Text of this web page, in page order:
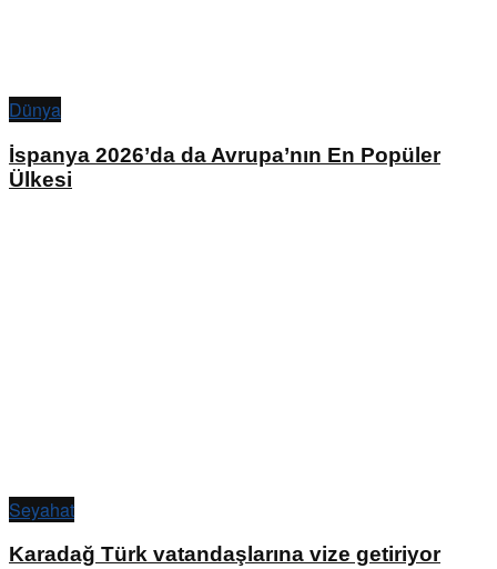
Dünya
İspanya 2026’da da Avrupa’nın En Popüler
Ülkesi
Seyahat
Karadağ Türk vatandaşlarına vize getiriyor